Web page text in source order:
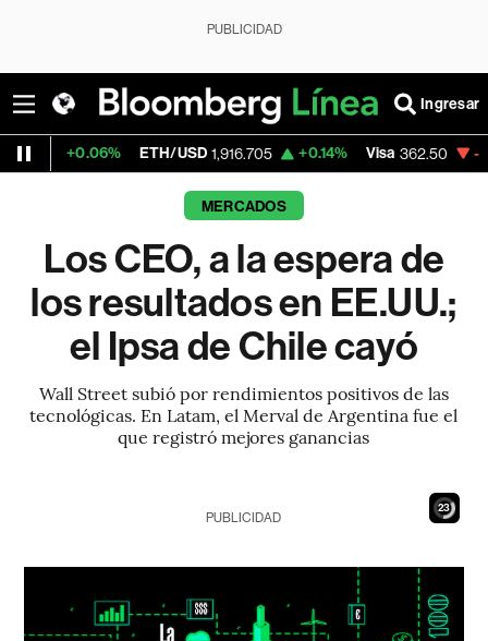
PUBLICIDAD
Ingresar
ETH/USD 1,916.705 +0.14% Visa 362.50 -2.15%
MERCADOS
Los CEO, a la espera de
los resultados en EE.UU.;
el Ipsa de Chile cayó
Wall Street subió por rendimientos positivos de las
tecnológicas. En Latam, el Merval de Argentina fue el
que registró mejores ganancias
22
PUBLICIDAD